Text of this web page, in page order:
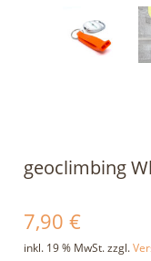
geoclimbing
7,90€
inkl. 19 % MwSt.zzgl.